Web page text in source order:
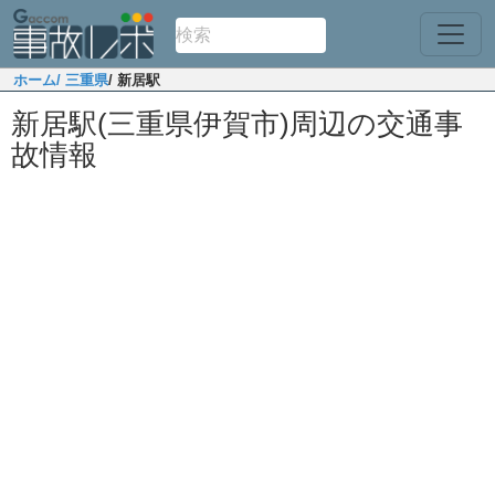
ホーム/ 三重県/ 新居駅
新居駅(三重県伊賀市)周辺の交通事
故情報